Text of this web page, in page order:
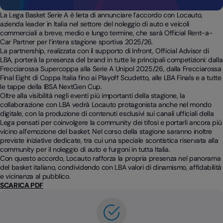
La Lega Basket Serie A è lieta di annunciare l’accordo con Locauto,
azienda leader in Italia nel settore del noleggio di auto e veicoli
commerciali a breve, medio e lungo termine, che sarà Official Rent-a-
Car Partner per l’intera stagione sportiva 2025/26.
La partnership, realizzata con il supporto di Infront, Official Advisor di
LBA, porterà la presenza del brand in tutte le principali competizioni: dalla
Frecciarossa Supercoppa alla Serie A Unipol 2025/26, dalla Frecciarossa
Final Eight di Coppa Italia fino ai Playoff Scudetto, alle LBA Finals e a tutte
le tappe della IBSA NextGen Cup.
Oltre alla visibilità negli eventi più importanti della stagione, la
collaborazione con LBA vedrà Locauto protagonista anche nel mondo
digitale, con la produzione di contenuti esclusivi sui canali ufficiali della
Lega pensati per coinvolgere la community dei tifosi e portarli ancora più
vicino all’emozione del basket. Nel corso della stagione saranno inoltre
previste iniziative dedicate, tra cui una speciale scontistica riservata alla
community per il noleggio di auto e furgoni in tutta Italia.
Con questo accordo, Locauto rafforza la propria presenza nel panorama
del basket italiano, condividendo con LBA valori di dinamismo, affidabilità
e vicinanza al pubblico.
SCARICA PDF